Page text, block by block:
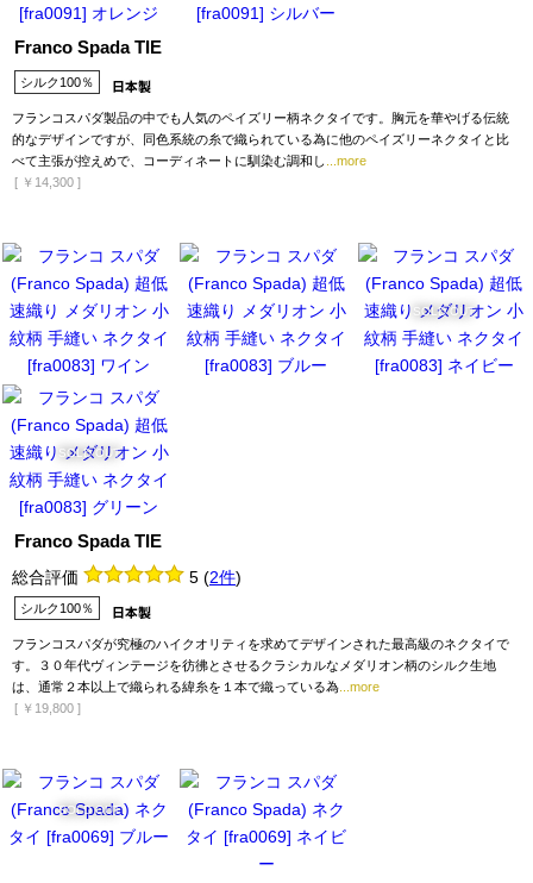
Franco Spada TIE
シルク100％
フランコスパダ製品の中でも人気のペイズリー柄ネクタイです。胸元を華やげる伝統
的なデザインですが、同色系統の糸で織られている為に他のペイズリーネクタイと比
べて主張が控えめで、コーディネートに馴染む調和し
...more
[ ￥14,300 ]
SOLD OUT
SOLD OUT
Franco Spada TIE
総合評価 5 (2件)
シルク100％
フランコスパダが究極のハイクオリティを求めてデザインされた最高級のネクタイで
す。３０年代ヴィンテージを彷彿とさせるクラシカルなメダリオン柄のシルク生地
は、通常２本以上で織られる緯糸を１本で織っている為 ...more
[ ￥19,800 ]
SOLD OUT